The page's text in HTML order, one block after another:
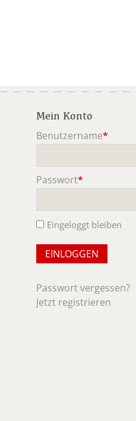
Mein Konto
Benutzername*
Passwort*
Eingeloggt bleiben
Passwort vergessen?
Jetzt registrieren